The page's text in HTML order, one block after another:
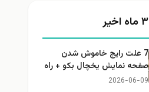
7 علت رایج خاموش شدن
صفحه نمایش یخچال بکو + راه
حل
2026-06-09